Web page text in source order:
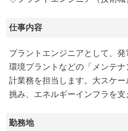
仕事内容
プラントエンジニアとして、
環境プラントなどの「メンテ
計業務を担当します。大スケ
挑み、エネルギーインフラを支
勤務地